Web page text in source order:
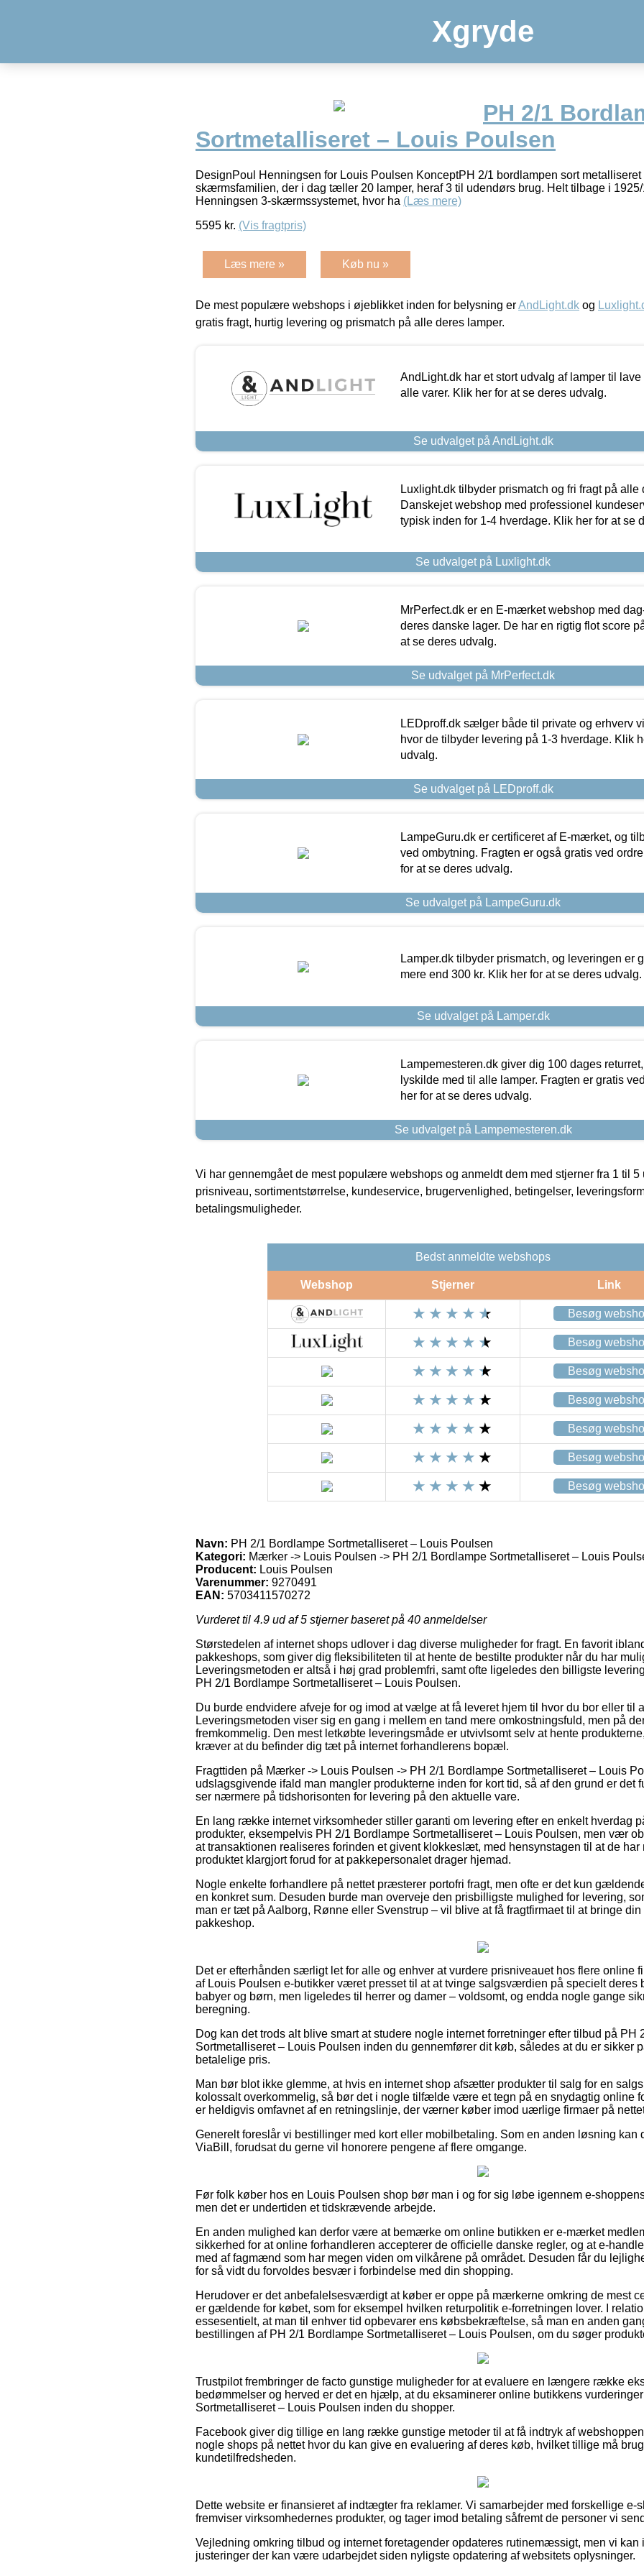
Xgryde
PH 2/1
Sortmetalliseret – Louis Poulsen
DesignPoul Henningsen for Louis Poulsen KonceptPH 2/1 bordlampen sort metalliseret
skærmsfamilien, der i dag tæller 20 lamper, heraf 3 til udendørs brug. Helt tilbage i
Henningsen 3-skærmssystemet, hvor ha (Læs mere)
5595 kr. (Vis fragtpris)
Læs mere » Køb nu »
De mest populære webshops i øjeblikket inden for belysning erAndLight.dk og
gratis fragt, hurtig levering og prismatch på alle deres lamper.
AndLight.dk har et stort udvalg af lamper til lave
alle varer. Klik her for at se deres udvalg.
Se udvalget på AndLight.dk
Luxlight.dk tilbyder prismatch og fri fragt på alle
Danskejet webshop med professionel
typisk inden for 1-4 hverdage. Klik her for at se
Se udvalget på Luxlight.dk
MrPerfect.dk er en E-mærket webshop med
deres danske lager. De har en rigtig flot score
at se deres udvalg.
Se udvalget på MrPerfect.dk
LEDproff.dk sælger både til private og erhverv
hvor de tilbyder levering på 1-3 hverdage. Klik
udvalg.
Se udvalget på LEDproff.dk
LampeGuru.dk er certificeret af E-mærket, og
ved ombytning. Fragten er også gratis ved
for at se deres udvalg.
Se udvalget på LampeGuru.dk
Lamper.dk tilbyder prismatch, og leveringen er
mere end 300 kr. Klik her for at se deres udvalg.
Se udvalget på Lamper.dk
Lampemesteren.dk giver dig 100 dages
lyskilde med til alle lamper. Fragten er gratis
her for at se deres udvalg.
Se udvalget på Lampemesteren.dk
Vi har gennemgået de mest populære webshops og anmeldt dem med stjerner fra 1 til 5
prisniveau, sortimentstørrelse, kundeservice, brugervenlighed, betingelser,
betalingsmuligheder.
Bedst anmeldte webshops
Webshop Stjerner Link
Besøg
Besøg
Besøg
Besøg
Besøg
Besøg
Besøg
Navn: PH 2/1 Bordlampe Sortmetalliseret – Louis Poulsen
Kategori: Mærker -> Louis Poulsen -> PH 2/1 Bordlampe Sortmetalliseret – Louis
Producent: Louis Poulsen
Varenummer: 9270491
EAN: 5703411570272
Vurderet til 4.9 ud af 5 stjerner baseret på 40 anmeldelser
Størstedelen af internet shops udlover i dag diverse muligheder for fragt. En favorit
pakkeshops, som giver dig fleksibiliteten til at hente de bestilte produkter når du har
Leveringsmetoden er altså i høj grad problemfri, samt ofte ligeledes den billigste
PH 2/1 Bordlampe Sortmetalliseret – Louis Poulsen.
Du burde endvidere afveje for og imod at vælge at få leveret hjem til hvor du bor eller til
Leveringsmetoden viser sig en gang i mellem en tand mere omkostningsfuld, men på
fremkommelig. Den mest letkøbte leveringsmåde er utvivlsomt selv at hente
kræver at du befinder dig tæt på internet forhandlerens bopæl.
Fragttiden på Mærker -> Louis Poulsen -> PH 2/1 Bordlampe Sortmetalliseret – Louis
udslagsgivende ifald man mangler produkterne inden for kort tid, så af den grund er det
ser nærmere på tidshorisonten for levering på den aktuelle vare.
En lang række internet virksomheder stiller garanti om levering efter en enkelt hverdag
produkter, eksempelvis PH 2/1 Bordlampe Sortmetalliseret – Louis Poulsen, men vær
at transaktionen realiseres forinden et givent klokkeslæt, med hensynstagen til at de har
produktet klargjort forud for at pakkepersonalet drager hjemad.
Nogle enkelte forhandlere på nettet præsterer portofri fragt, men ofte er det kun
en konkret sum. Desuden burde man overveje den prisbilligste mulighed for levering,
man er tæt på Aalborg, Rønne eller Svenstrup – vil blive at få fragtfirmaet til at bringe
pakkeshop.
Det er efterhånden særligt let for alle og enhver at vurdere prisniveauet hos flere online
af Louis Poulsen e-butikker været presset til at at tvinge salgsværdien på specielt deres
babyer og børn, men ligeledes til herrer og damer – voldsomt, og endda nogle gange
beregning.
Dog kan det trods alt blive smart at studere nogle internet forretninger efter tilbud på PH
Sortmetalliseret – Louis Poulsen inden du gennemfører dit køb, således at du er sikker
betalelige pris.
Man bør blot ikke glemme, at hvis en internet shop afsætter produkter til salg for en
kolossalt overkommelig, så bør det i nogle tilfælde være et tegn på en snydagtig online
er heldigvis omfavnet af en retningslinje, der værner køber imod uærlige firmaer på
Generelt foreslår vi bestillinger med kort eller mobilbetaling. Som en anden løsning kan
ViaBill, forudsat du gerne vil honorere pengene af flere omgange.
Før folk køber hos en Louis Poulsen shop bør man i og for sig løbe igennem e-
men det er undertiden et tidskrævende arbejde.
En anden mulighed kan derfor være at bemærke om online butikken er e-mærket
sikkerhed for at online forhandleren accepterer de officielle danske regler, og at e-
med af fagmænd som har megen viden om vilkårene på området. Desuden får du
for så vidt du forvoldes besvær i forbindelse med din shopping.
Herudover er det anbefalelsesværdigt at køber er oppe på mærkerne omkring de mest
er gældende for købet, som for eksempel hvilken returpolitik e-forretningen lover. I
essesentielt, at man til enhver tid opbevarer ens købsbekræftelse, så man en anden
bestillingen af PH 2/1 Bordlampe Sortmetalliseret – Louis Poulsen, om du søger
Trustpilot frembringer de facto gunstige muligheder for at evaluere en længere række
bedømmelser og herved er det en hjælp, at du eksaminerer online butikkens
Sortmetalliseret – Louis Poulsen inden du shopper.
Facebook giver dig tillige en lang række gunstige metoder til at få indtryk af
nogle shops på nettet hvor du kan give en evaluering af deres køb, hvilket tillige må
kundetilfredsheden.
Dette website er finansieret af indtægter fra reklamer. Vi samarbejder med forskellige e-
fremviser virksomhedernes produkter, og tager imod betaling såfremt de personer vi
Vejledning omkring tilbud og internet foretagender opdateres rutinemæssigt, men vi kan
justeringer der kan være udarbejdet siden nyligste opdatering af websitets oplysninger.